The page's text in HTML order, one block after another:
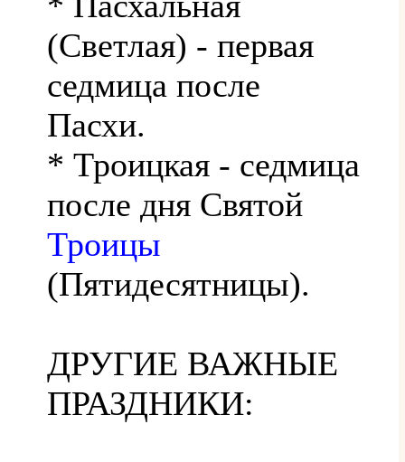
(Светлая) - первая
седмица после
Пасхи.
* Троицкая - седмица
после дня Святой
Троицы
(Пятидесятницы).
ДРУГИЕ ВАЖНЫЕ
ПРАЗДНИКИ: